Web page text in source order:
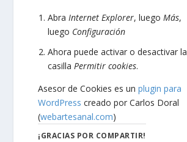
AbraInternet Explorer, luegoMás,
luego Configuración
Ahora puede activar o desactivar la
casillaPermitir cookies.
Asesor de Cookies es unplugin para
WordPress creado por Carlos Doral
(webartesanal.com)
¡GRACIAS POR COMPARTIR!